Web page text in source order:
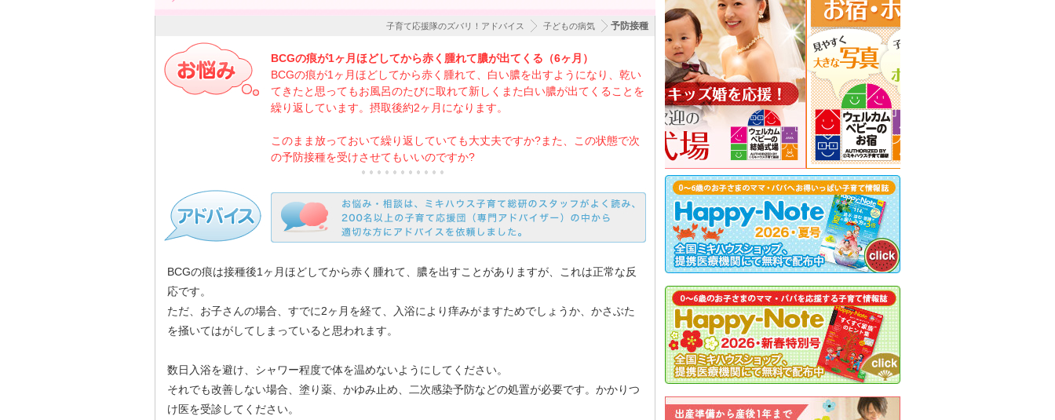
予防接種
子どもの病気
子育て応援隊のズバリ！アドバイス
BCGの痕が1ヶ月ほどしてから赤く腫れて膿が出てくる（6ヶ月）
BCGの痕が1ヶ月ほどしてから赤く腫れて、白い膿を出すようになり、乾い
てきたと思ってもお風呂のたびに取れて新しくまた白い膿が出てくることを
繰り返しています。摂取後約2ヶ月になります。
このまま放っておいて繰り返していても大丈夫ですか?また、この状態で次
の予防接種を受けさせてもいいのですか?
BCGの痕は接種後1ヶ月ほどしてから赤く腫れて、膿を出すことがありますが、これは正常な反
応です。
ただ、お子さんの場合、すでに2ヶ月を経て、入浴により痒みがますためでしょうか、かさぶた
を掻いてはがしてしまっていると思われます。
数日入浴を避け、シャワー程度で体を温めないようにしてください。
それでも改善しない場合、塗り薬、かゆみ止め、二次感染予防などの処置が必要です。かかりつ
け医を受診してください。